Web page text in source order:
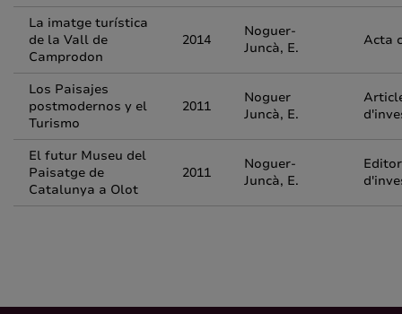
La imatge turística
de la Vall de
Camprodon
2014
Noguer-
Juncà, E.
Acta
Los Paisajes
postmodernos y el
Turismo
2011
Noguer
Juncà, E.
El futur Museu del
Paisatge de
Catalunya a Olot
2011
Noguer-
Juncà, E.